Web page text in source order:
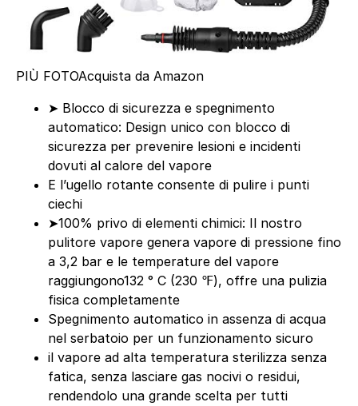
PIÙ FOTOAcquista da Amazon
➤ Blocco di sicurezza e spegnimento
automatico: Design unico con blocco di
sicurezza per prevenire lesioni e incidenti
dovuti al calore del vapore
E l’ugello rotante consente di pulire i punti
ciechi
➤100% privo di elementi chimici: Il nostro
pulitore vapore genera vapore di pressione fino
a 3,2 bar e le temperature del vapore
raggiungono132 ° C (230 ℉), offre una pulizia
fisica completamente
Spegnimento automatico in assenza di acqua
nel serbatoio per un funzionamento sicuro
il vapore ad alta temperatura sterilizza senza
fatica, senza lasciare gas nocivi o residui,
rendendolo una grande scelta per tutti